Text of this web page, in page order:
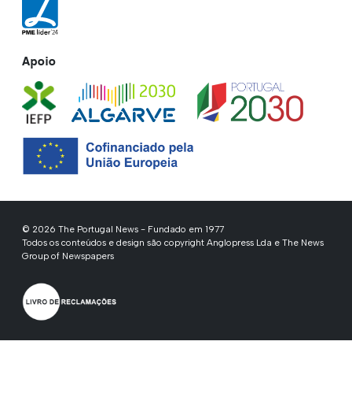
Apoio
© 2026 The Portugal News - Fundado em 1977
Todos os conteúdos e design são copyright Anglopress Lda e The News
Group of Newspapers